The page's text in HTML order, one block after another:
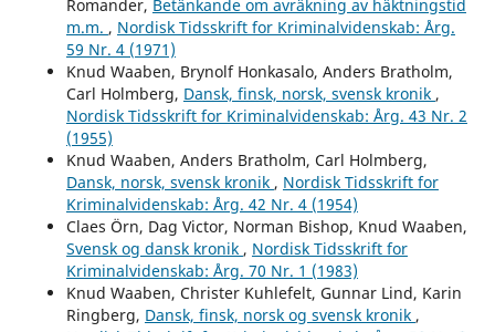
Romander, Betänkande om avräkning av häktningstid
m.m. , Nordisk Tidsskrift for Kriminalvidenskab: Årg.
59 Nr. 4 (1971)
Knud Waaben, Brynolf Honkasalo, Anders Bratholm,
Carl Holmberg, Dansk, finsk, norsk, svensk kronik ,
Nordisk Tidsskrift for Kriminalvidenskab: Årg. 43 Nr. 2
(1955)
Knud Waaben, Anders Bratholm, Carl Holmberg,
Dansk, norsk, svensk kronik , Nordisk Tidsskrift for
Kriminalvidenskab: Årg. 42 Nr. 4 (1954)
Claes Örn, Dag Victor, Norman Bishop, Knud Waaben,
Svensk og dansk kronik , Nordisk Tidsskrift for
Kriminalvidenskab: Årg. 70 Nr. 1 (1983)
Knud Waaben, Christer Kuhlefelt, Gunnar Lind, Karin
Ringberg, Dansk, finsk, norsk og svensk kronik ,